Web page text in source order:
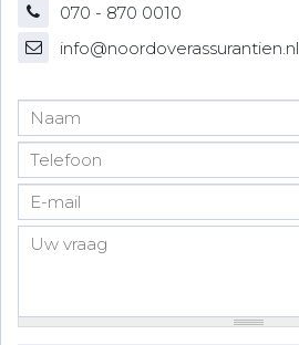
070 - 870 0010
info@noordoverassurantien.nl